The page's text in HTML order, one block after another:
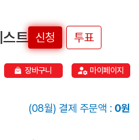
트 신청 투표
장바구니 마이페이지
(08월) 결제 주문액 : 0원